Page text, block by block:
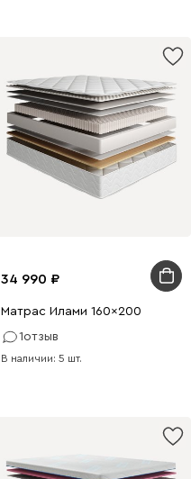
34 990
Матрас Илами 160x200
1отзыв
В наличии: 5 шт.